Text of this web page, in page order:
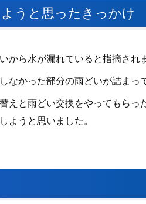
うと思ったきっかけ
から水が漏れていると指摘され
なかった部分の雨どいが詰まっ
えと雨どい交換をやってもら
ようと思いました。